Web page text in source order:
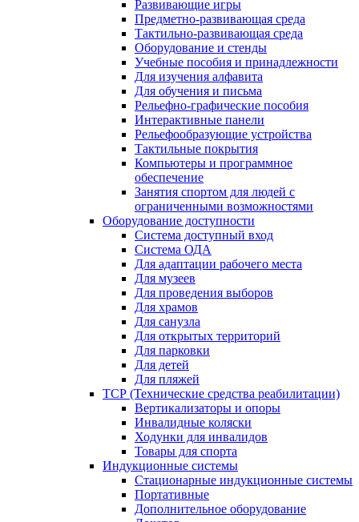
Развивающие игры
Предметно-развивающая среда
Тактильно-развивающая среда
Оборудование и стенды
Учебные пособия и принадлежности
Для изучения алфавита
Для обучения и письма
Рельефно-графические пособия
Интерактивные панели
Рельефообразующие устройства
Тактильные покрытия
Компьютеры и программное
обеспечение
Занятия спортом для людей с
ограниченными возможностями
Оборудование доступности
Система доступный вход
Система ОДА
Для адаптации рабочего места
Для музеев
Для проведения выборов
Для храмов
Для санузла
Для открытых территорий
Для парковки
Для детей
Для пляжей
ТСР (Технические средства реабилитации)
Вертикализаторы и опоры
Инвалидные коляски
Ходунки для инвалидов
Товары для спорта
Индукционные системы
Стационарные индукционные системы
Портативные
Дополнительное оборудование